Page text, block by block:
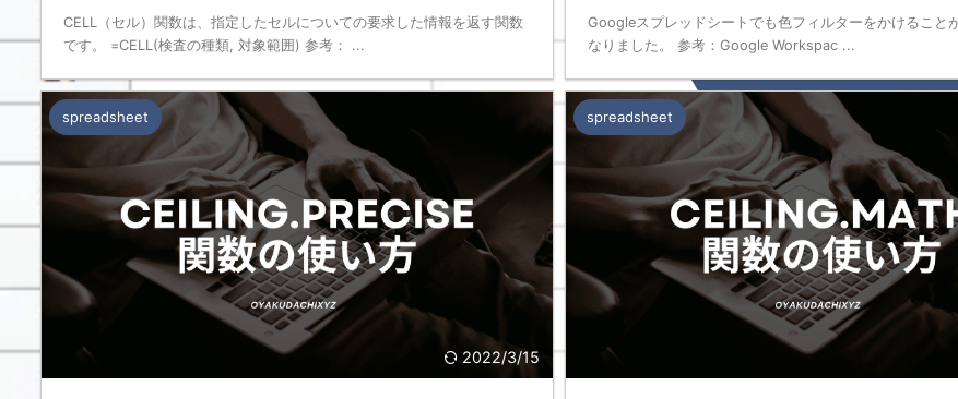
CELL（セル）関数は、指定したセルについての要求した情報を返す関数
です。 =CELL(検査の種類, 対象範囲) 参考： ...
Googleスプレッドシートでも色フィルターをかけること
なりました。 参考：Google Workspac ...
2022/3/15
spreadsheet spreadsheet